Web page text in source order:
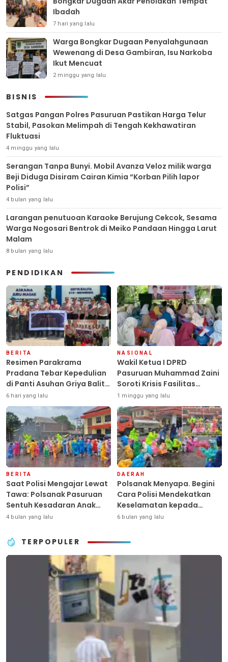
Ibadah
7 hari yang lalu
Warga Bongkar Dugaan Penyalahgunaan
Wewenang di Desa Gambiran, Isu Narkoba
Ikut Mencuat
2 minggu yang lalu
BISNIS
Satgas Pangan Polres Pasuruan Pastikan Harga Telur
Stabil, Pasokan Melimpah di Tengah Kekhawatiran
Fluktuasi
4 minggu yang lalu
Serangan Tanpa Bunyi. Mobil Avanza Veloz milik warga
Beji Diduga Disiram Cairan Kimia “Korban Pilih lapor
Polisi”
4 bulan yang lalu
Larangan penutuoan Karaoke Berujung Cekcok, Sesama
Warga Nogosari Bentrok di Meiko Pandaan Hingga Larut
Malam
8 bulan yang lalu
PENDIDIKAN
BERITA
Resimen Parakrama
Pradana Tebar Kepedulian
di Panti Asuhan Griya Balita
SYD, Peluk Hangat Balita
Terlantar “POLRI Hadir
Dengan Hati”
6 hari yang lalu
NASIONAL
Wakil Ketua I DPRD
Pasuruan Muhammad Zaini
Soroti Krisis Fasilitas
Sekolah di Tengah Efisiensi
Anggaran
1 minggu yang lalu
BERITA
Saat Polisi Mengajar Lewat
Tawa: Polsanak Pasuruan
Sentuh Kesadaran Anak
Sejak Dini
4 bulan yang lalu
DAERAH
Polsanak Menyapa. Begini
Cara Polisi Mendekatkan
Keselamatan kepada
Generasi Sejak Usia Dini
6 bulan yang lalu
TERPOPULER